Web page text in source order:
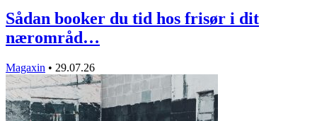
Sådan booker du tid hos frisør i dit
nærområd…
Magaxin • 29.07.26